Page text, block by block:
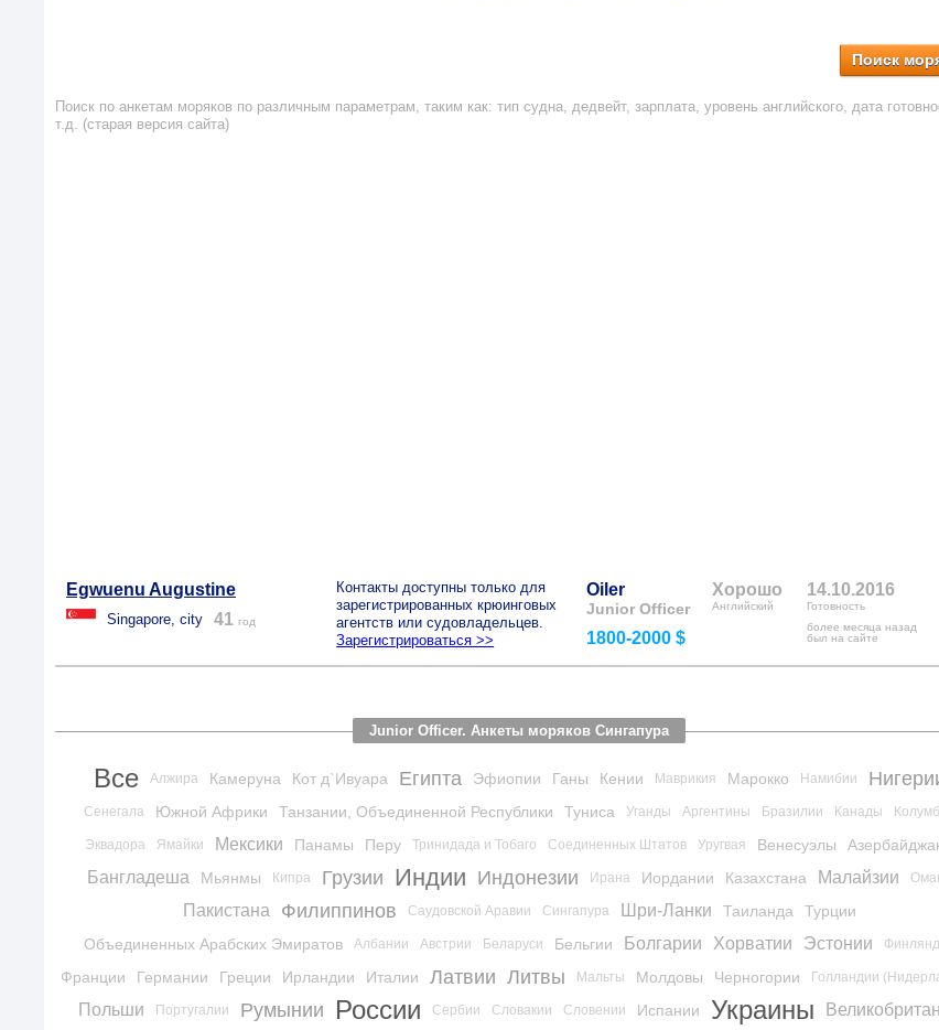
Поиск
Поиск по анкетам моряков по различным параметрам, таким как: тип судна, дедвейт, зарплата, уровень английского, дата
т.д. (старая версия сайта)
Egwuenu Augustine
Singapore, city 41 год
Контакты доступны только для
зарегистрированных крюинговых
агентств или судовладельцев.
Зарегистрироваться >>
Oiler
Junior Officer
1800-2000 $
Хорошо
Английский
14.10.2016
Готовность
более месяца назад
был на сайте
Junior Officer. Анкеты моряков Сингапура
Все Алжира Камеруна Кот д`Ивуара Египта Эфиопии Ганы Кении Маврикия Марокко Намибии
Сенегала Южной Африки Танзании, Объединенной Республики Туниса Уганды Аргентины Бразилии Канады
Эквадора Ямайки Мексики Панамы Перу Тринидада и Тобаго Соединенных Штатов Уругвая Венесуэлы
Бангладеша Мьянмы Кипра Грузии Индии Индонезии Ирана Иордании Казахстана Малайзии
Пакистана Филиппинов Саудовской Аравии Сингапура Шри-Ланки Таиланда
Турции
Объединенных Арабских Эмиратов
Албании Австрии Беларуси Бельгии Болгарии Хорватии Эстонии
Франции Германии Греции Ирландии Италии Латвии Литвы Мальты Молдовы Черногории Голландии
Польши Португалии Румынии России Сербии Словакии Словении Испании Украины